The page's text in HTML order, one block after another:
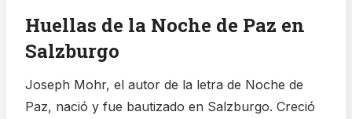
Huellas de la Noche de Paz en
Salzburgo
Joseph Mohr, el autor de la letra de Noche de
Paz, nació y fue bautizado en Salzburgo. Creció